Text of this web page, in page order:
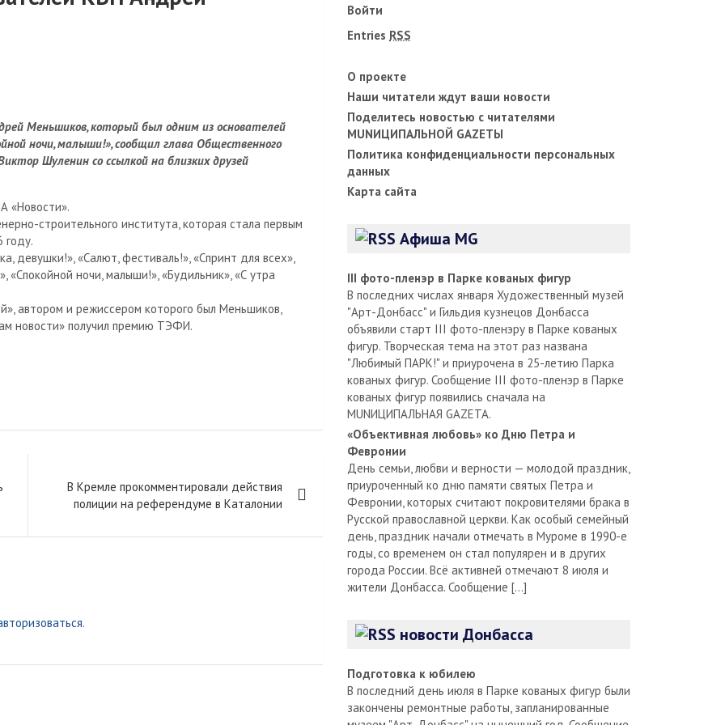
Меньшиков, который был одним из основателей
ночи, малыши!», сообщил глава Общественного
Шуленин со ссылкой на близких друзей
«Новости».
строительного института, которая стала первым
году.
девушки!», «Салют, фестиваль!», «Спринт для всех»,
ночи, малыши!», «Будильник», «С утра
автором и режиссером которого был Меньшиков,
новости» получил премию ТЭФИ.
В Кремле прокомментировали действия
полиции на референдуме в Каталонии
.
Войти
Entries RSS
О проекте
Наши читатели ждут ваши новости
Поделитесь новостью с читателями
MUNИЦИПАЛЬНОЙ GAZЕТЫ
Политика конфиденциальности персональных
данных
Карта сайта
Афиша MG
III фото-пленэр в Парке кованых фигур
В последних числах января Художественный музей
"Арт-Донбасс" и Гильдия кузнецов Донбасса
объявили старт III фото-пленэру в Парке кованых
фигур. Творческая тема на этот раз названа
"Любимый ПАРК!" и приурочена в 25-летию Парка
кованых фигур. Сообщение III фото-пленэр в Парке
кованых фигур появились сначала на
MUNИЦИПАЛЬНАЯ GAZЕТА.
«Объективная любовь» ко Дню Петра и
Февронии
День семьи, любви и верности — молодой праздник,
приуроченный ко дню памяти святых Петра и
Февронии, которых считают покровителями брака в
Русской православной церкви. Как особый семейный
день, праздник начали отмечать в Муроме в 1990-е
годы, со временем он стал популярен и в других
города России. Всё активней отмечают 8 июля и
жители Донбасса. Сообщение […]
новости Донбасса
Подготовка к юбилею
В последний день июля в Парке кованых фигур были
закончены ремонтные работы, запланированные